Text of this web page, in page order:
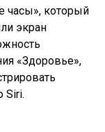
часы», который
экран
«Здоровье»,
Siri.